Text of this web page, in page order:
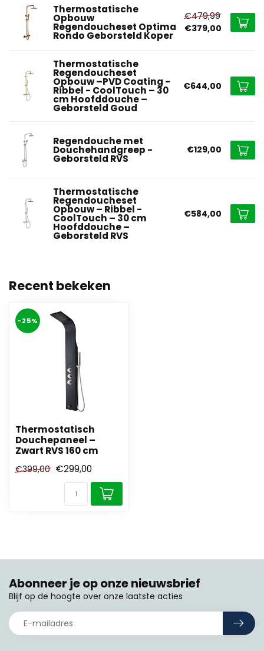
Thermostatische
Opbouw
Regendoucheset Optima
Rondo Geborsteld Koper
€479,99
€379,00
Thermostatische
Regendoucheset
Opbouw –PVD Coating -
Ribbel - CoolTouch – 30
cm Hoofddouche –
Geborsteld Goud
€644,00
Regendouche met
Douchehandgreep -
Geborsteld RVS
€129,00
Thermostatische
Regendoucheset
Opbouw – Ribbel -
CoolTouch – 30 cm
Hoofddouche –
Geborsteld RVS
€584,00
Recent bekeken
-25%
Thermostatisch
Douchepaneel –
Zwart RVS 160 cm
€399,00 €299,00
Abonneer je op onze nieuwsbrief
Blijf op de hoogte over onze laatste acties